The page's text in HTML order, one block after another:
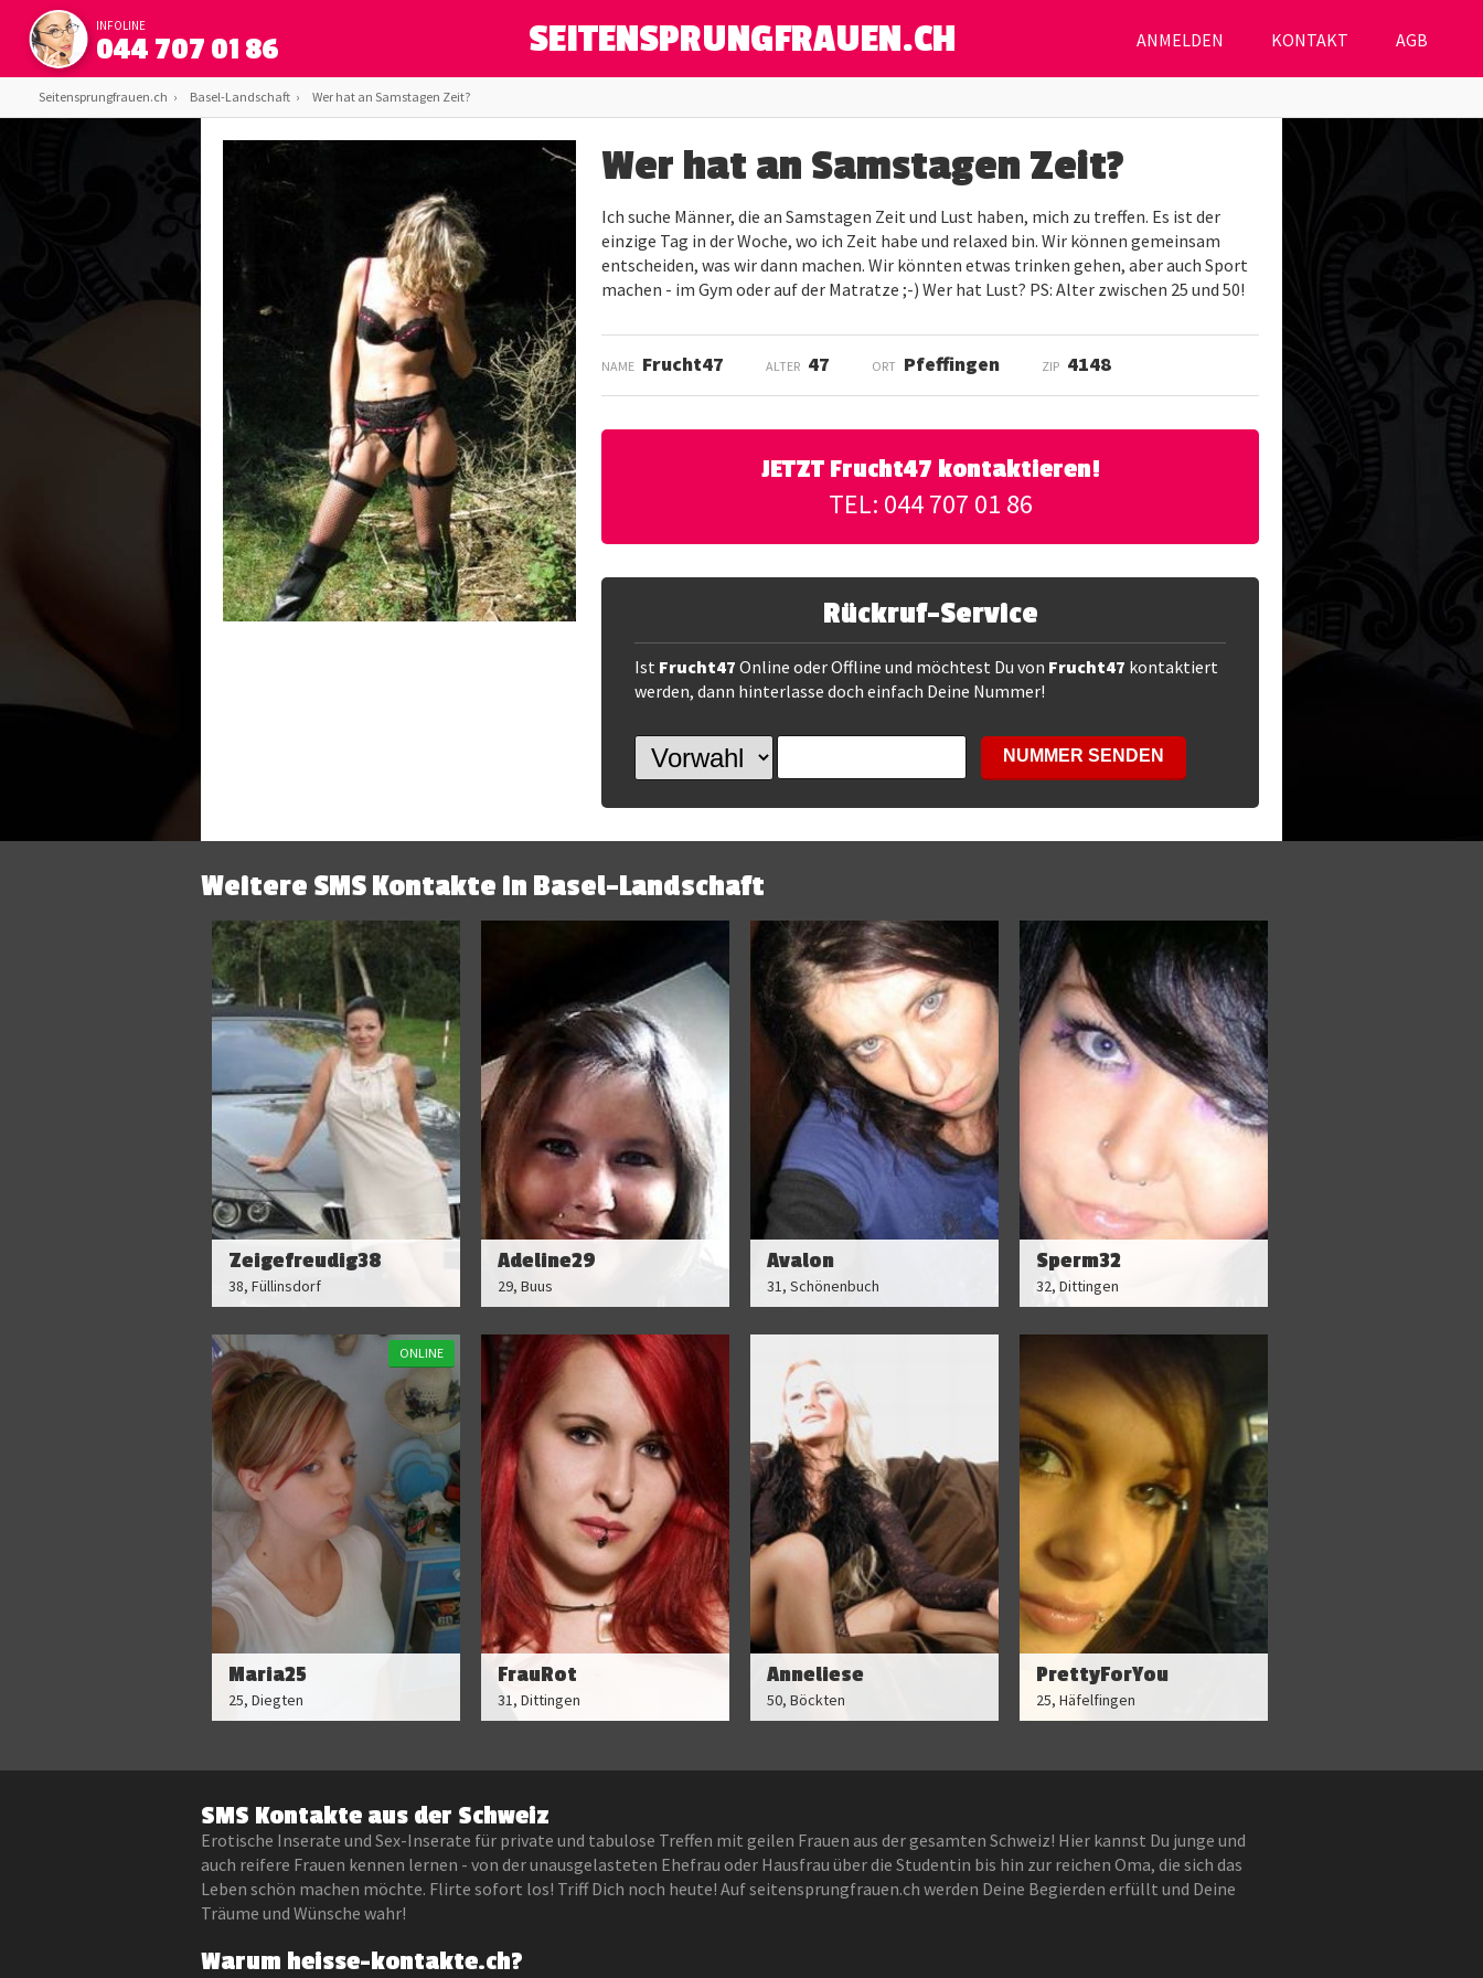
INFOLINE
044 707 01 86 SEITENSPRUNGFRAUEN.CH ANMELDEN KONTAKT AGB
Seitensprungfrauen.ch Basel-Landschaft Wer hat an Samstagen Zeit?
Wer hat an Samstagen Zeit?
Ich suche Männer, die an Samstagen Zeit und Lust haben, mich zu treffen. Es ist der
einzige Tag in der Woche, wo ich Zeit habe und relaxed bin. Wir können gemeinsam
entscheiden, was wir dann machen. Wir könnten etwas trinken gehen, aber auch Sport
machen - im Gym oder auf der Matratze ;-) Wer hat Lust? PS: Alter zwischen 25 und 50!
NAME Frucht47 ALTER 47 ORT Pfeffingen ZIP 4148
JETZT Frucht47 kontaktieren!
TEL: 044 707 01 86
Rückruf-Service
Ist Frucht47 Online oder Offline und möchtest Du von Frucht47 kontaktiert
werden, dann hinterlasse doch einfach Deine Nummer!
NUMMER SENDEN
Weitere SMS Kontakte in Basel-Landschaft
Zeigefreudig38
38, Füllinsdorf
Adeline29
29, Buus
Avalon
31, Schönenbuch
Sperm32
32, Dittingen
ONLINE
Maria25
25, Diegten
FrauRot
31, Dittingen
Anneliese
50, Böckten
PrettyForYou
25, Häfelfingen
SMS Kontakte aus der Schweiz
Erotische Inserate und Sex-Inserate für private und tabulose Treffen mit geilen Frauen aus der gesamten Schweiz! Hier kannst Du junge und
auch reifere Frauen kennen lernen - von der unausgelasteten Ehefrau oder Hausfrau über die Studentin bis hin zur reichen Oma, die sich das
Leben schön machen möchte. Flirte sofort los! Triff Dich noch heute! Auf seitensprungfrauen.ch werden Deine Begierden erfüllt und Deine
Träume und Wünsche wahr!
Warum heisse-kontakte.ch?